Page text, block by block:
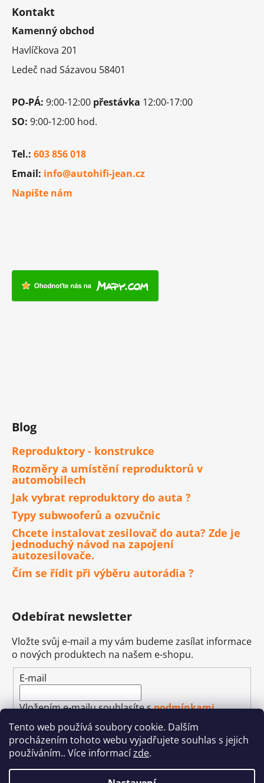
Tento web používá soubory cookie. Dalším
procházením tohoto webu vyjadřujete souhlas s jejich
používáním.. Více informacízde.
Kontakt
Kamenný obchod
Havlíčkova 201
Ledeč nad Sázavou 58401
PO-PÁ: 9:00-12:00 přestávka 12:00-17:00
SO: 9:00-12:00 hod.
Tel.: 603 856 018
Email: info@autohifi-jean.cz
Napište nám
Blog
Reproduktory - konstrukce
Rozměry a umístění reproduktorů v
automobilech
Jak vybrat reproduktory do auta ?
Typy subwooferů a ozvučnic
Chcete instalovat zesilovač do auta? Zde je
jednoduchý návod na zapojení
autozesilovače.
Čím se řídit při výběru autorádia ?
Odebírat newsletter
Vložte svůj e-mail a my vám budeme zasílat informace
o nových produktech na našem e-shopu.
E-mail
Vložením e-mailu souhlasíte spodmínkami
ochrany osobních údajů
PŘIHLÁSIT SE